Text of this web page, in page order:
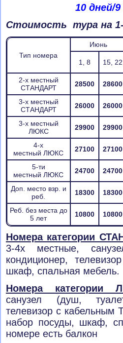
10 дней/
Стоимость тура на 1-
Тип номера
Июнь
1, 8 15, 22
2-х местный
СТАНДАРТ
28500 28600
3-х местный
СТАНДАРТ
26000 26000
3-х местный
ЛЮКС
29900 29900
4-х
местный ЛЮКС
27100 27100
5-ти
местный ЛЮКС
24700 24700
Доп. место взр. и
реб.
18300 18300
Реб. без места до
5 лет
10800 10800
Номера категории
3-4х местные,
кондиционер,
шкаф, спальная
Номера категории
санузел (душ,
телевизор с кабельным
набор посуды, шкаф,
номере есть балкон